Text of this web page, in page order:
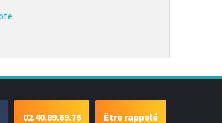
Être rappelé
02.40.89.69.76